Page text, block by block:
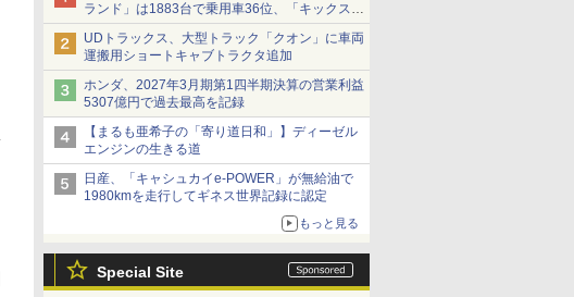
ランド」は1883台で乗用車36位、「キックス」
は2591台で27位に
UDトラックス、大型トラック「クオン」に車両
運搬用ショートキャブトラクタ追加
ホンダ、2027年3月期第1四半期決算の営業利益
5307億円で過去最高を記録
【まるも亜希子の「寄り道日和」】ディーゼル
エンジンの生きる道
日産、「キャシュカイe-POWER」が無給油で
1980kmを走行してギネス世界記録に認定
もっと見る
Special Site